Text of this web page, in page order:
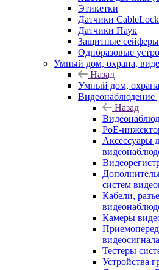
Этикетки
Датчики CableLock
Датчики Паук
Защитные сейферы
Одноразовые
Умный дом, охрана,
Назад
Умный дом,
Видеонаблюдение
Назад
PoE-
Аксессуары
систем
Кабели,
Камеры
видеосигнала
Тестеры
Устройства